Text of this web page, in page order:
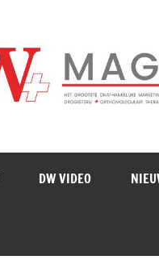
DW VIDEO